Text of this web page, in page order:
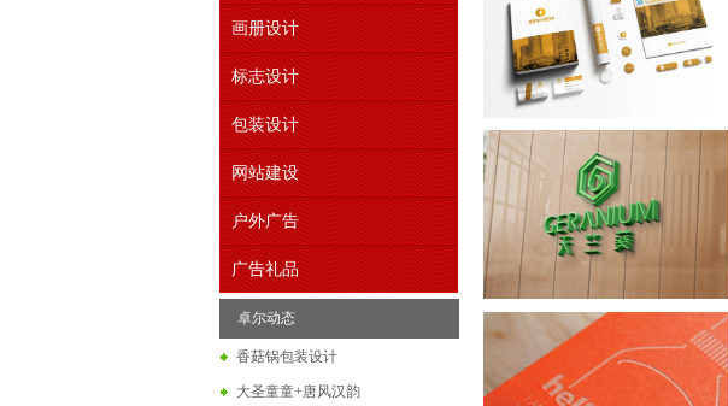
画册设计
标志设计
包装设计
网站建设
户外广告
广告礼品
卓尔动态
香菇锅包装设计
大圣童童+唐风汉韵